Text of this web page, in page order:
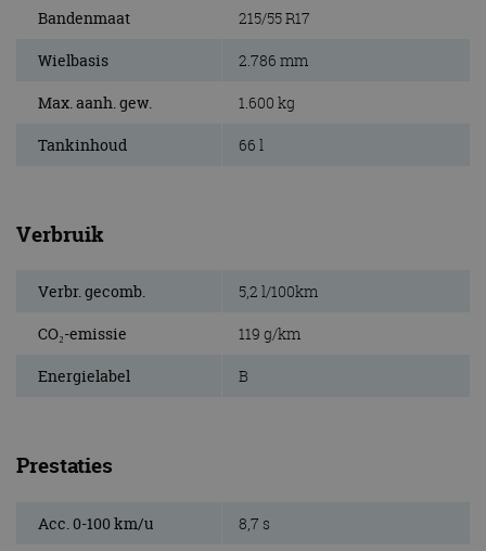
Bandenmaat 215/55 R17
Wielbasis 2.786 mm
Max. aanh. gew. 1.600 kg
Tankinhoud 66 l
Verbruik
Verbr. gecomb. 5,2 l/100km
CO₂-emissie 119 g/km
Energielabel B
Prestaties
Acc. 0-100 km/u 8,7 s